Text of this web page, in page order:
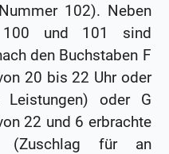
102). Neben
100 und 101 sind
den Buchstaben F
20 bis 22 Uhr oder
oder G
22 und 6 erbrachte
(Zuschlag für an